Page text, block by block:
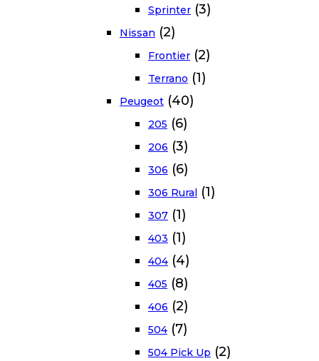
Sprinter (3)
Nissan (2)
Frontier (2)
Terrano (1)
Peugeot (40)
205 (6)
206 (3)
306 (6)
306 Rural (1)
307 (1)
403 (1)
404 (4)
405 (8)
406 (2)
504 (7)
504 Pick Up (2)